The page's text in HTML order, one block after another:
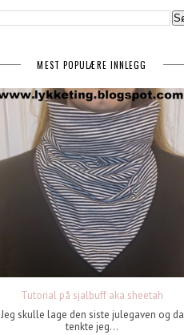
MEST POPULÆRE INNLEGG
Tutorial på sjalbuff aka sheetah
Jeg skulle lage den siste julegaven og da
tenkte jeg...